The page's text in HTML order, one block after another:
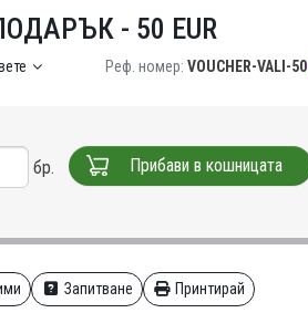
- 50 EUR
Реф. номер: VOUCHER-VALI-50
бр. Прибави в кошницата
Запитване Принтирай